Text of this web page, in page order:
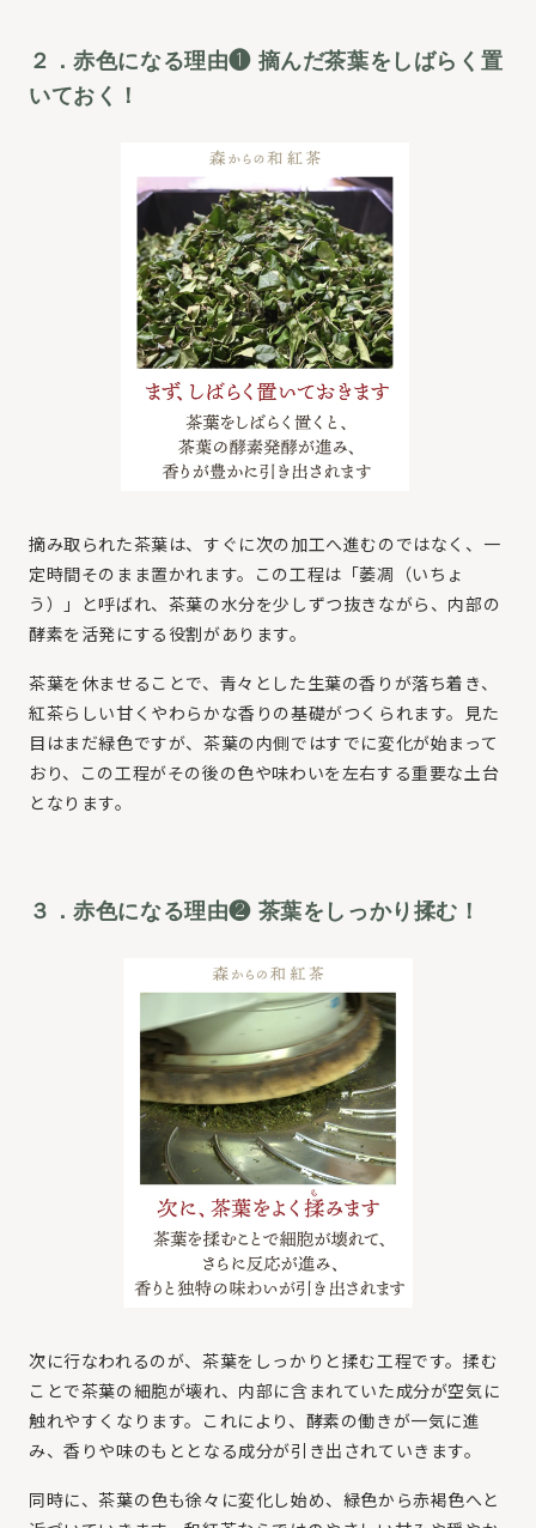
２．赤色になる理由❶ 摘んだ茶葉をしばらく置
いておく！
摘み取られた茶葉は、すぐに次の加工へ進むのではなく、一
定時間そのまま置かれます。この工程は「萎凋（いちょ
う）」と呼ばれ、茶葉の水分を少しずつ抜きながら、内部の
酵素を活発にする役割があります。
茶葉を休ませることで、青々とした生葉の香りが落ち着き、
紅茶らしい甘くやわらかな香りの基礎がつくられます。見た
目はまだ緑色ですが、茶葉の内側ではすでに変化が始まって
おり、この工程がその後の色や味わいを左右する重要な土台
となります。
３．赤色になる理由❷ 茶葉をしっかり揉む！
次に行なわれるのが、茶葉をしっかりと揉む工程です。揉む
ことで茶葉の細胞が壊れ、内部に含まれていた成分が空気に
触れやすくなります。これにより、酵素の働きが一気に進
み、香りや味のもととなる成分が引き出されていきます。
同時に、茶葉の色も徐々に変化し始め、緑色から赤褐色へと